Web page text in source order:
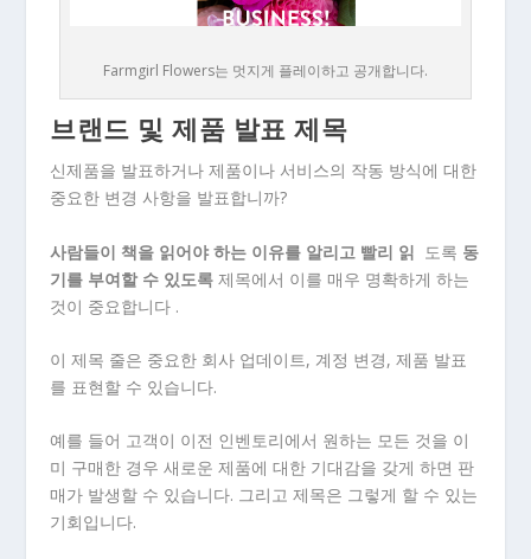
Farmgirl Flowers는 멋지게 플레이하고 공개합니다.
브랜드 및 제품 발표 제목
신제품을 발표하거나 제품이나 서비스의 작동 방식에 대한
중요한 변경 사항을 발표합니까?
사람들이 책을 읽어야 하는 이유를 알리고 빨리 읽 도록 동
기를 부여할 수 있도록 제목에서 이를 매우 명확하게 하는
것이 중요합니다 .
이 제목 줄은 중요한 회사 업데이트, 계정 변경, 제품 발표
를 표현할 수 있습니다.
예를 들어 고객이 이전 인벤토리에서 원하는 모든 것을 이
미 구매한 경우 새로운 제품에 대한 기대감을 갖게 하면 판
매가 발생할 수 있습니다. 그리고 제목은 그렇게 할 수 있는
기회입니다.